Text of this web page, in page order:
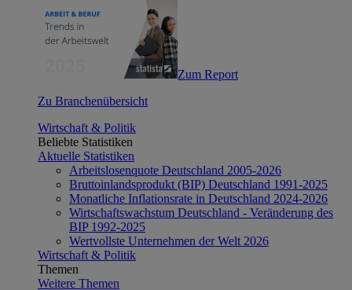
Zum Report
Zu Branchenübersicht
Wirtschaft & Politik
Beliebte Statistiken
Aktuelle Statistiken
Arbeitslosenquote Deutschland 2005-2026
Bruttoinlandsprodukt (BIP) Deutschland 1991-2025
Monatliche Inflationsrate in Deutschland 2024-2026
Wirtschaftswachstum Deutschland - Veränderung des
BIP 1992-2025
Wertvollste Unternehmen der Welt 2026
Wirtschaft & Politik
Themen
Weitere Themen